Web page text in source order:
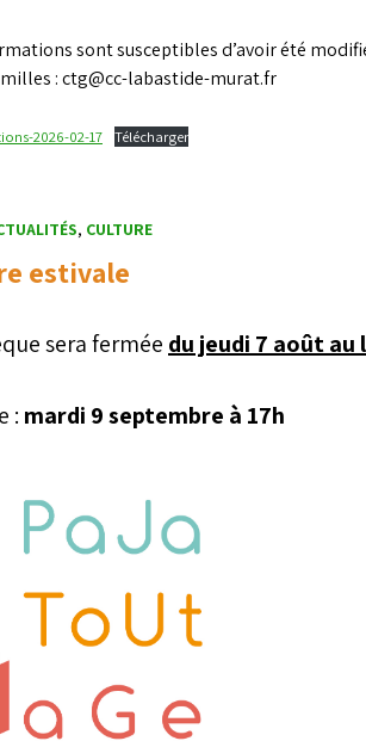
sont susceptibles d’avoir été
: ctg@cc-labastide-murat.fr
2026-02-17 Télécharger
, CULTURE
estivale
sera fermée du jeudi 7 août au
: mardi 9 septembre à 17h